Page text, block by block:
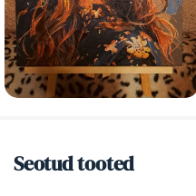
Seotud tooted